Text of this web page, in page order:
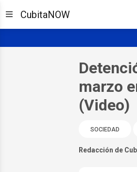
CubitaNOW
marzo
(Video)
SOCIEDAD
Redacción de